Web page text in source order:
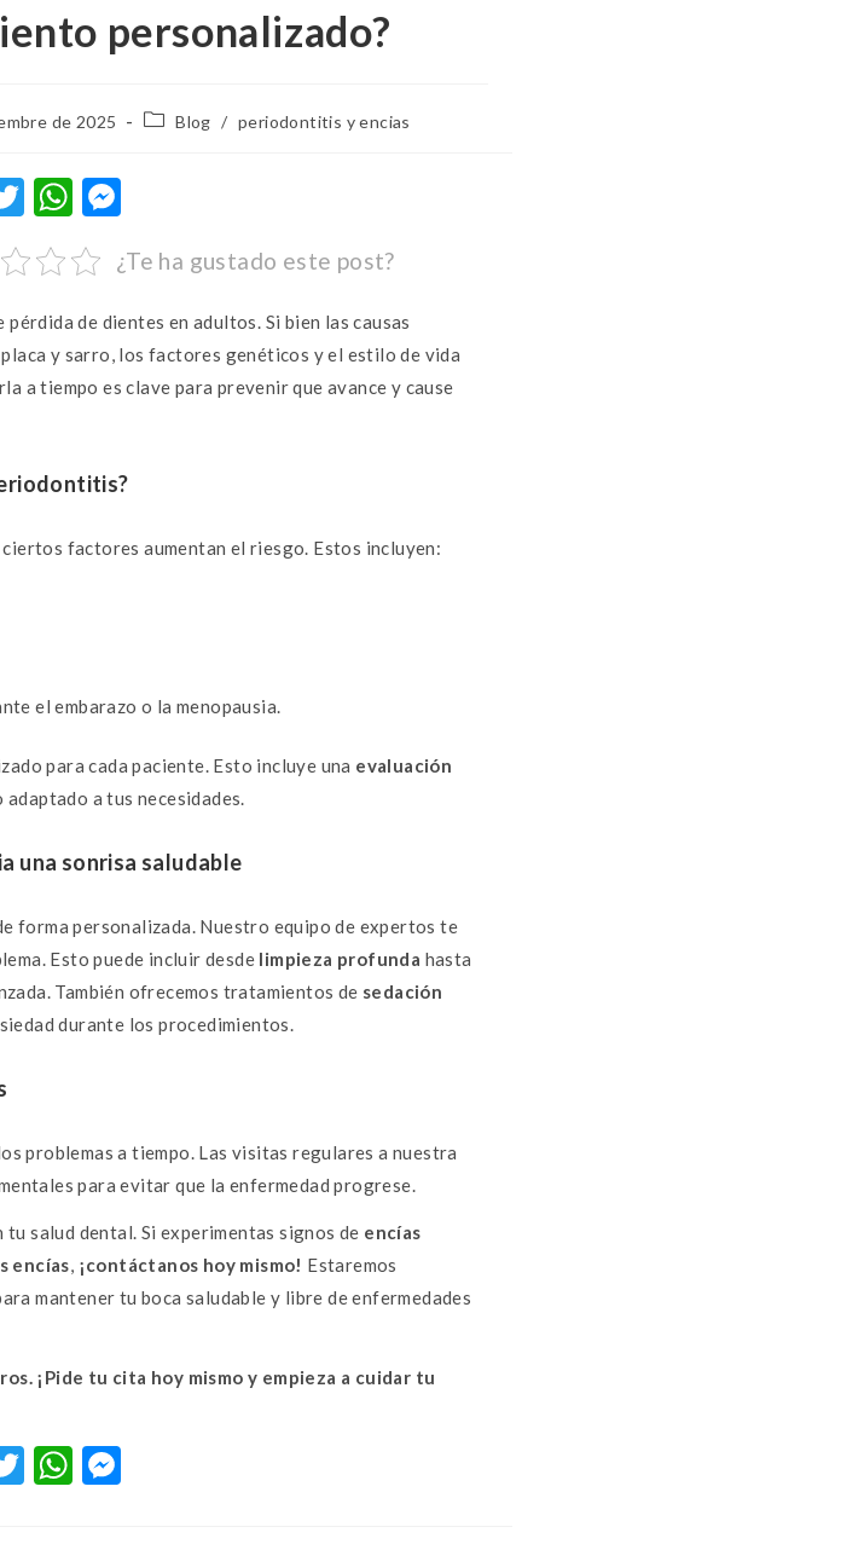
personalizado?
de 2025 Blog / periodontitis y encias
T
w
it
te
r
W
h
at
s
A
p
se
n
g
er
¿Te ha gustado este post?
pérdida de dientes en adultos. Si bien las causas
y sarro, los factores genéticos y el estilo de vida
a tiempo es clave para prevenir que avance y cause
factores aumentan el riesgo. Estos incluyen:
el embarazo o la menopausia.
para cada paciente. Esto incluye una evaluación
a tus necesidades.
una sonrisa saludable
forma personalizada. Nuestro equipo de expertos te
Esto puede incluir desde limpieza profunda hasta
También ofrecemos tratamientos de sedación
durante los procedimientos.
problemas a tiempo. Las visitas regulares a nuestra
para evitar que la enfermedad progrese.
tu salud dental. Si experimentas signos de encías
encías, ¡contáctanos hoy mismo! Estaremos
mantener tu boca saludable y libre de enfermedades
¡Pide tu cita hoy mismo y empieza a cuidar tu
T W